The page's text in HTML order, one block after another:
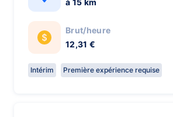
à 15 km
Brut/heure
12,31 €
Intérim Première expérience requise